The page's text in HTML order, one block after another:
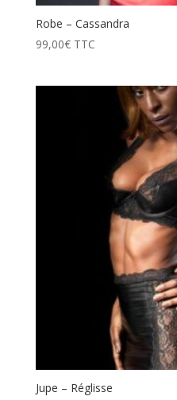
Robe – Cassandra
99,00€ TTC
Jupe – Réglisse